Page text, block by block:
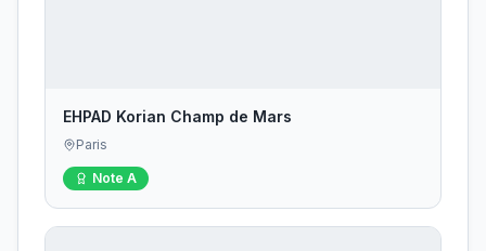
EHPAD Korian Champ de Mars
Paris
Note A